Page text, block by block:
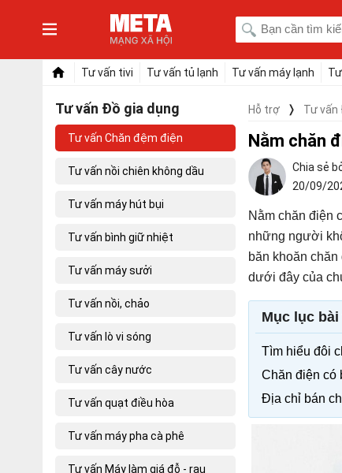
Tư vấn tivi Tư vấn tủ lạnh Tư vấn máy lạnh
Hỗ trợ Tư vấn
Nằm chăn
20/09/
Nằm chăn điện
những người
băn khoăn
dưới đây của
Mục lục
Tìm hiểu đôi
Chăn điện có
Địa chỉ bán
Tư vấn Đồ gia dụng
Tư vấn Chăn đệm điện
Tư vấn nồi chiên không dầu
Tư vấn máy hút bụi
Tư vấn bình giữ nhiệt
Tư vấn máy sưởi
Tư vấn nồi, chảo
Tư vấn lò vi sóng
Tư vấn cây nước
Tư vấn quạt điều hòa
Tư vấn máy pha cà phê
Tư vấn Máy làm giá đỗ - rau